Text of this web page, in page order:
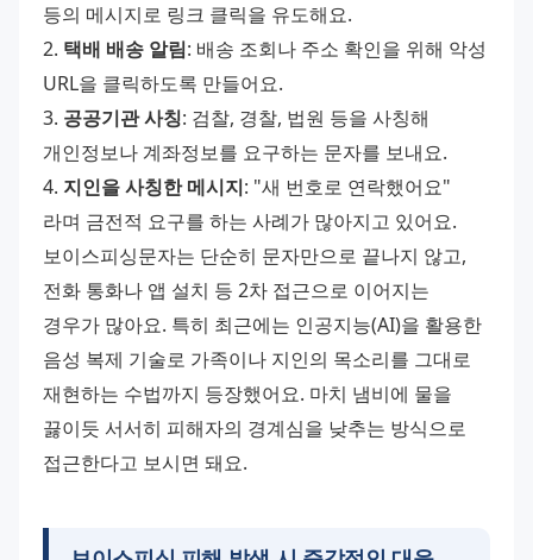
등의 메시지로 링크 클릭을 유도해요.
2. 택배 배송 알림: 배송 조회나 주소 확인을 위해 악성
URL을 클릭하도록 만들어요.
3. 공공기관 사칭: 검찰, 경찰, 법원 등을 사칭해
개인정보나 계좌정보를 요구하는 문자를 보내요.
4. 지인을 사칭한 메시지: "새 번호로 연락했어요"
라며 금전적 요구를 하는 사례가 많아지고 있어요.
보이스피싱문자는 단순히 문자만으로 끝나지 않고,
전화 통화나 앱 설치 등 2차 접근으로 이어지는
경우가 많아요. 특히 최근에는 인공지능(AI)을 활용한
음성 복제 기술로 가족이나 지인의 목소리를 그대로
재현하는 수법까지 등장했어요. 마치 냄비에 물을
끓이듯 서서히 피해자의 경계심을 낮추는 방식으로
접근한다고 보시면 돼요.